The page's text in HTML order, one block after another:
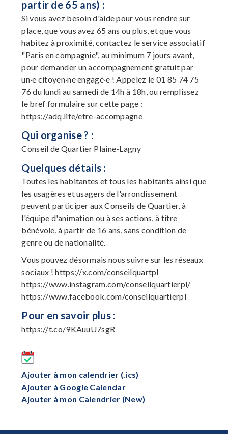
partir de 65 ans) :
Si vous avez besoin d'aide pour vous rendre sur
place, que vous avez 65 ans ou plus, et que vous
habitez à proximité, contactez le service associatif
"Paris en compagnie", au minimum 7 jours avant,
pour demander un accompagnement gratuit par
un·e citoyen·ne engagé·e ! Appelez le 01 85 74 75
76 du lundi au samedi de 14h à 18h, ou remplissez
le bref formulaire sur cette page :
https://adq.life/etre-accompagne
Qui organise ? :
Conseil de Quartier Plaine-Lagny
Quelques détails :
Toutes les habitantes et tous les habitants ainsi que
les usagères et usagers de l'arrondissement
peuvent participer aux Conseils de Quartier, à
l'équipe d'animation ou à ses actions, à titre
bénévole, à partir de 16 ans, sans condition de
genre ou de nationalité.
Vous pouvez désormais nous suivre sur les réseaux
sociaux ! https://x.com/conseilquartpl
https://www.instagram.com/conseilquartierpl/
https://www.facebook.com/conseilquartierpl
Pour en savoir plus :
https://t.co/9KAuuU7sgR
Ajouter à mon calendrier (.ics)
Ajouter à Google Calendar
Ajouter à mon Calendrier (New)